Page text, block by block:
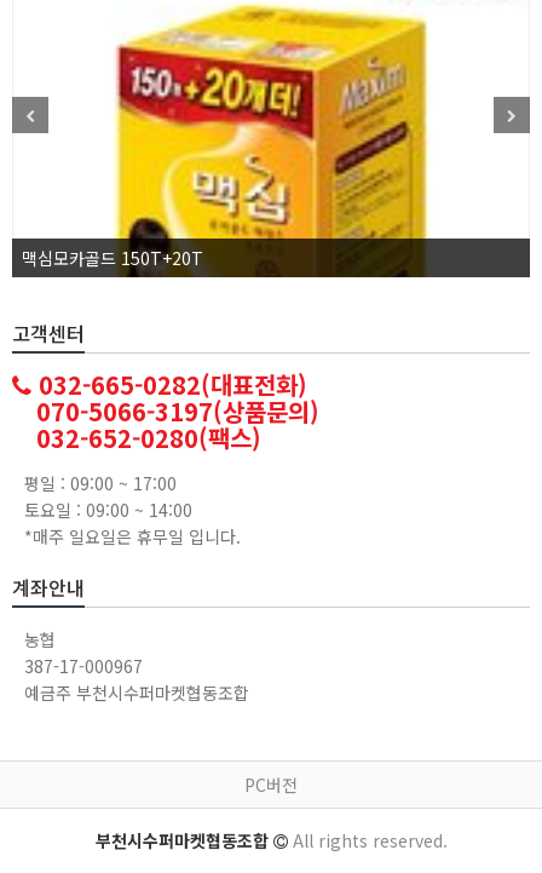
맥심모카골드 150T+20T
고객센터
032-665-0282(대표전화)
070-5066-3197(상품문의)
032-652-0280(팩스)
평일 : 09:00 ~ 17:00
토요일 : 09:00 ~ 14:00
*매주 일요일은 휴무일 입니다.
계좌안내
농협
387-17-000967
예금주 부천시수퍼마켓협동조합
PC버전
부천시수퍼마켓협동조합 All rights reserved.